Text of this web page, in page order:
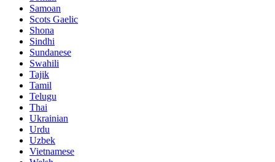
Samoan
Scots Gaelic
Shona
Sindhi
Sundanese
Swahili
Tajik
Tamil
Telugu
Thai
Ukrainian
Urdu
Uzbek
Vietnamese